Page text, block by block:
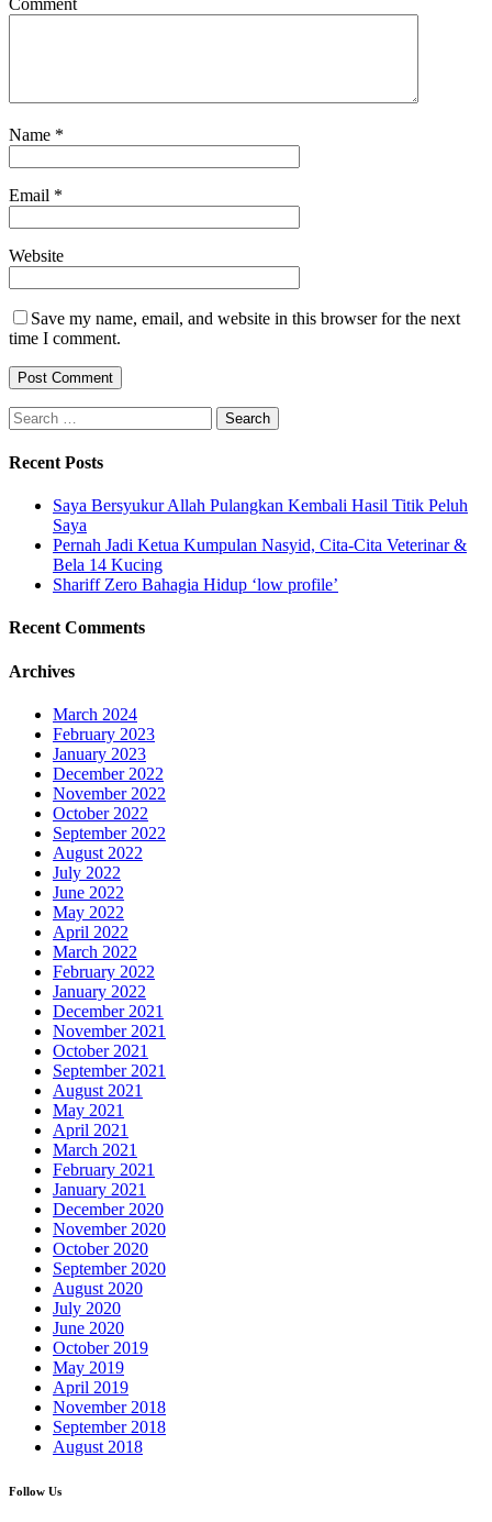
Name *
Email *
Website
Save my name, email, and website in this browser for the next
time I comment.
Search
for:
Recent Posts
Saya Bersyukur Allah Pulangkan Kembali Hasil Titik Peluh
Saya
Pernah Jadi Ketua Kumpulan Nasyid, Cita-Cita Veterinar &
Bela 14 Kucing
Shariff Zero Bahagia Hidup ‘low profile’
Recent Comments
Archives
March 2024
February 2023
January 2023
December 2022
November 2022
October 2022
September 2022
August 2022
July 2022
June 2022
May 2022
April 2022
March 2022
February 2022
January 2022
December 2021
November 2021
October 2021
September 2021
August 2021
May 2021
April 2021
March 2021
February 2021
January 2021
December 2020
November 2020
October 2020
September 2020
August 2020
July 2020
June 2020
October 2019
May 2019
April 2019
November 2018
September 2018
August 2018
Follow Us